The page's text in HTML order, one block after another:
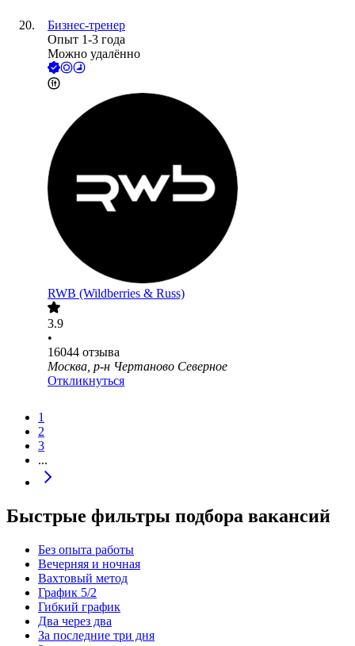
Бизнес-тренер
Опыт 1-3 года
Можно удалённо
RWB (Wildberries & Russ)
3.9
•
16044 отзыва
Москва, р-н Чертаново Северное
Откликнуться
1
2
3
...
Быстрые фильтры подбора вакансий
Без опыта работы
Вечерняя и ночная
Вахтовый метод
График 5/2
Гибкий график
Два через два
За последние три дня